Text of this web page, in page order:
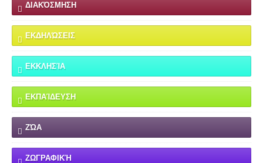
ΔΙΑΚΌΣΜΗΣΗ
ΕΚΔΗΛΏΣΕΙΣ
ΕΚΚΛΗΣΊΑ
ΕΚΠΑΊΔΕΥΣΗ
ΖΏΑ
ΖΩΓΡΑΦΙΚΉ